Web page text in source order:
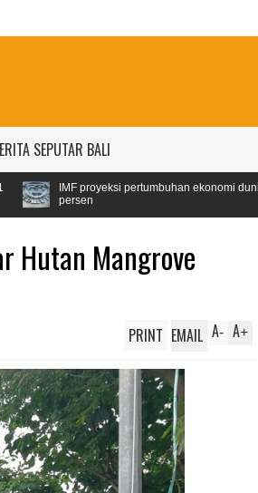
SEPUTAR BALI
ekonomi dunia 2024 sebesar 3,1
Hutan Mangrove
A+
A-
PRINT EMAIL